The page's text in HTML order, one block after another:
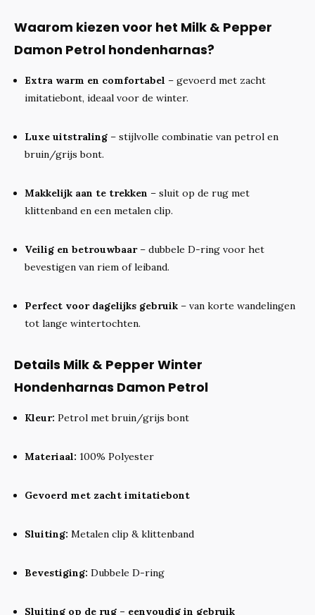
Waarom kiezen voor het Milk & Pepper
Damon Petrol hondenharnas?
Extra warm en comfortabel – gevoerd met zacht
imitatiebont, ideaal voor de winter.
Luxe uitstraling – stijlvolle combinatie van petrol en
bruin/grijs bont.
Makkelijk aan te trekken – sluit op de rug met
klittenband en een metalen clip.
Veilig en betrouwbaar– dubbele D-ring voor het
bevestigen van riem of leiband.
Perfect voor dagelijks gebruik – van korte wandelingen
tot lange wintertochten.
Details Milk & Pepper Winter
Hondenharnas Damon Petrol
Kleur: Petrol met bruin/grijs bont
Materiaal: 100% Polyester
Gevoerd met zacht imitatiebont
Sluiting: Metalen clip & klittenband
Bevestiging: Dubbele D-ring
Sluiting op de rug – eenvoudig in gebruik